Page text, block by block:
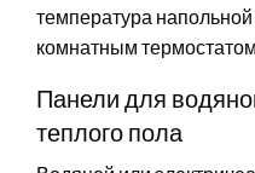
температура
комнатным
Панели для
теплого пола